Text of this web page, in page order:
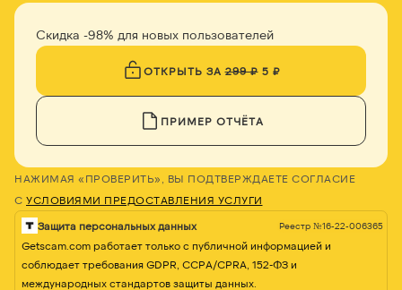
Скидка -98% для новых пользователей
ОТКРЫТЬ ЗА299 ₽5 ₽
ПРИМЕР ОТЧЁТА
НАЖИМАЯ «ПРОВЕРИТЬ», ВЫ ПОДТВЕРЖДАЕТЕ СОГЛАСИЕ
С УСЛОВИЯМИ ПРЕДОСТАВЛЕНИЯ УСЛУГИ
Защита персональных данных Реестр №16-22-006365
Getscam.com работает только с публичной информацией и
соблюдает требования GDPR, CCPA/CPRA, 152-ФЗ и
международных стандартов защиты данных.